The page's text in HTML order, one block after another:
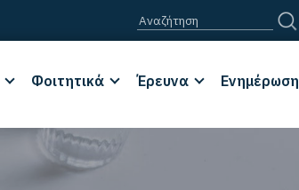
Φοιτητικά Έρευνα Ενημέρωση